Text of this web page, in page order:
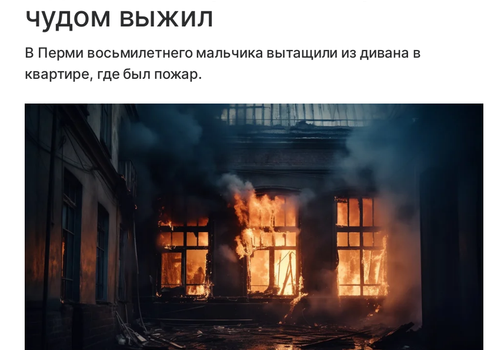
чудом выжил
В Перми восьмилетнего мальчика вытащили из дивана в
квартире, где был пожар.